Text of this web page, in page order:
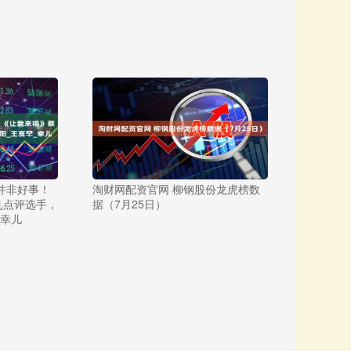
好事！
评选手，
儿
淘财网配资官网 柳钢股份龙虎榜数
据（7月25日）